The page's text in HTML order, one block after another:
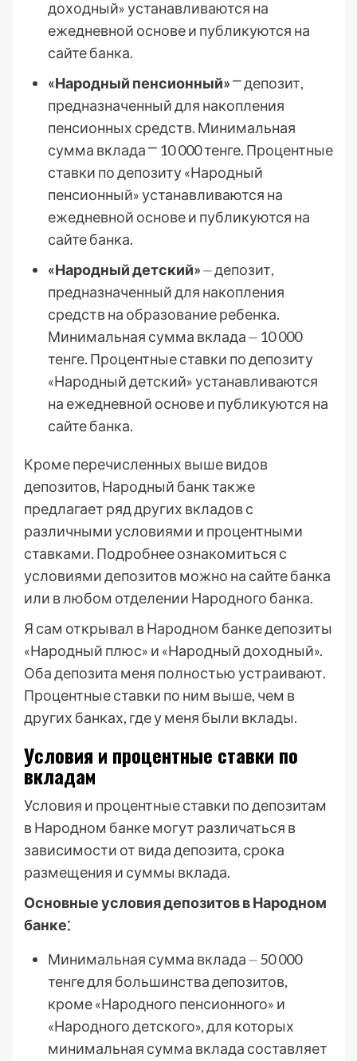
доходный» устанавливаются на
ежедневной основе и публикуются на
сайте банка.
«Народный пенсионный»⎻ депозит,
предназначенный для накопления
пенсионных средств. Минимальная
сумма вклада ⎻ 10 000 тенге. Процентные
ставки по депозиту «Народный
пенсионный» устанавливаются на
ежедневной основе и публикуются на
сайте банка.
«Народный детский»⏤ депозит,
предназначенный для накопления
средств на образование ребенка.
Минимальная сумма вклада ⏤ 10 000
тенге. Процентные ставки по депозиту
«Народный детский» устанавливаются
на ежедневной основе и публикуются на
сайте банка.
Кроме перечисленных выше видов
депозитов, Народный банк также
предлагает ряд других вкладов с
различными условиями и процентными
ставками. Подробнее ознакомиться с
условиями депозитов можно на сайте банка
или в любом отделении Народного банка.
Я сам открывал в Народном банке депозиты
«Народный плюс» и «Народный доходный».
Оба депозита меня полностью устраивают.
Процентные ставки по ним выше, чем в
других банках, где у меня были вклады.
Условия и процентные ставки по
вкладам
Условия и процентные ставки по депозитам
в Народном банке могут различаться в
зависимости от вида депозита, срока
размещения и суммы вклада.
Основные условия депозитов в Народном
банке⁚
Минимальная сумма вклада ⏤ 50 000
тенге для большинства депозитов,
кроме «Народного пенсионного» и
«Народного детского», для которых
минимальная сумма вклада составляет